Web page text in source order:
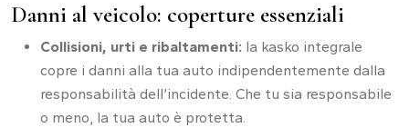
Danni al veicolo: coperture essenziali
Collisioni, urti e ribaltamenti: la kasko integrale
copre i danni alla tua auto indipendentemente dalla
responsabilità dell’incidente. Che tu sia responsabile
o meno, la tua auto è protetta.